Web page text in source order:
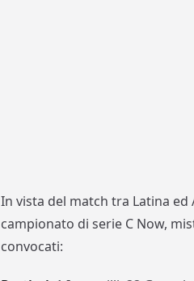
In vista del match tra Latina
campionato di serie C Now,
convocati: